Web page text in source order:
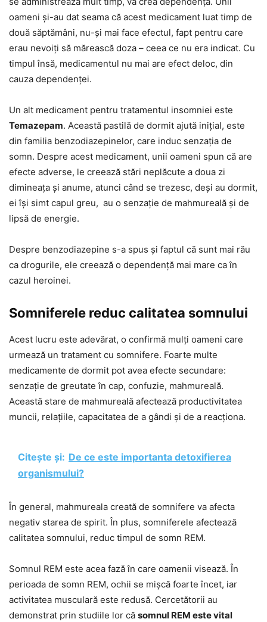
oameni și-au dat seama că acest medicament luat timp de
două săptămâni, nu-și mai face efectul, fapt pentru care
erau nevoiți să mărească doza – ceea ce nu era indicat. Cu
timpul însă, medicamentul nu mai are efect deloc, din
cauza dependenței.
Un alt medicament pentru tratamentul insomniei este
Temazepam. Această pastilă de dormit ajută inițial, este
din familia benzodiazepinelor, care induc senzația de
somn. Despre acest medicament, unii oameni spun că are
efecte adverse, le creează stări neplăcute a doua zi
dimineața și anume, atunci când se trezesc, deși au dormit,
ei își simt capul greu, au o senzație de mahmureală și de
lipsă de energie.
Despre benzodiazepine s-a spus și faptul că sunt mai rău
ca drogurile, ele creează o dependență mai mare ca în
cazul heroinei.
Somniferele reduc calitatea somnului
Acest lucru este adevărat, o confirmă mulți oameni care
urmează un tratament cu somnifere. Foarte multe
medicamente de dormit pot avea efecte secundare:
senzație de greutate în cap, confuzie, mahmureală.
Această stare de mahmureală afectează productivitatea
muncii, relațiile, capacitatea de a gândi și de a reacționa.
Citește și: De ce este importanta detoxifierea
organismului?
În general, mahmureala creată de somnifere va afecta
negativ starea de spirit. În plus, somniferele afectează
calitatea somnului, reduc timpul de somn REM.
Somnul REM este acea fază în care oamenii visează. În
perioada de somn REM, ochii se mișcă foarte încet, iar
activitatea musculară este redusă. Cercetătorii au
demonstrat prin studiile lor că somnul REM este vital